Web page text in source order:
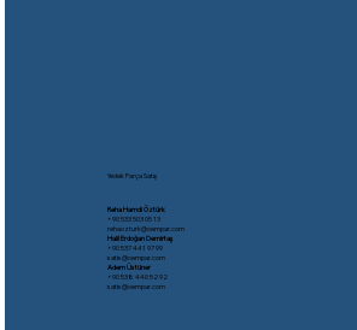
Yedek Parça Satış
Reha Hamdi Öztürk
​+90 533 503 05 13
rehaozturk@oempar.com
Halil Erdoğan Demirtaş
+90 537 441 97 99
satis@oempar.com
Adem Üstüner
+90 538 440 52 92
satis@oempar.com